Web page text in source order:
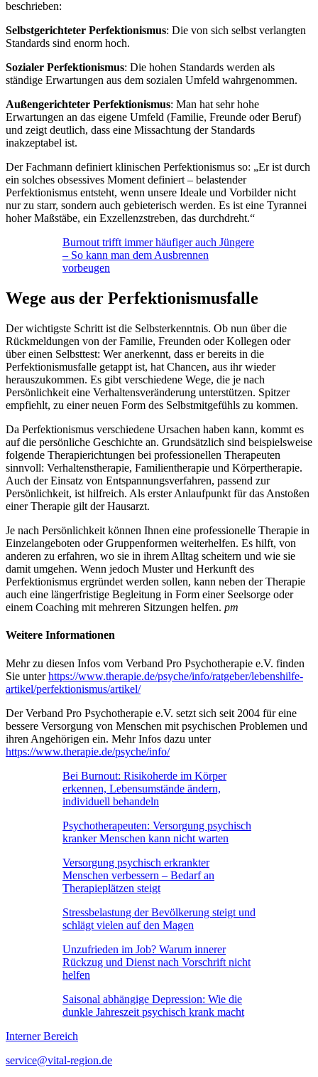
beschrieben:
Selbstgerichteter Perfektionismus: Die von sich selbst verlangten
Standards sind enorm hoch.
Sozialer Perfektionismus: Die hohen Standards werden als
ständige Erwartungen aus dem sozialen Umfeld wahrgenommen.
Außengerichteter Perfektionismus: Man hat sehr hohe
Erwartungen an das eigene Umfeld (Familie, Freunde oder Beruf)
und zeigt deutlich, dass eine Missachtung der Standards
inakzeptabel ist.
Der Fachmann definiert klinischen Perfektionismus so: „Er ist durch
ein solches obsessives Moment definiert – belastender
Perfektionismus entsteht, wenn unsere Ideale und Vorbilder nicht
nur zu starr, sondern auch gebieterisch werden. Es ist eine Tyrannei
hoher Maßstäbe, ein Exzellenzstreben, das durchdreht.“
Burnout trifft immer häufiger auch Jüngere
– So kann man dem Ausbrennen
vorbeugen
Wege aus der Perfektionismusfalle
Der wichtigste Schritt ist die Selbsterkenntnis. Ob nun über die
Rückmeldungen von der Familie, Freunden oder Kollegen oder
über einen Selbsttest: Wer anerkennt, dass er bereits in die
Perfektionismusfalle getappt ist, hat Chancen, aus ihr wieder
herauszukommen. Es gibt verschiedene Wege, die je nach
Persönlichkeit eine Verhaltensveränderung unterstützen. Spitzer
empfiehlt, zu einer neuen Form des Selbstmitgefühls zu kommen.
Da Perfektionismus verschiedene Ursachen haben kann, kommt es
auf die persönliche Geschichte an. Grundsätzlich sind beispielsweise
folgende Therapierichtungen bei professionellen Therapeuten
sinnvoll: Verhaltenstherapie, Familientherapie und Körpertherapie.
Auch der Einsatz von Entspannungsverfahren, passend zur
Persönlichkeit, ist hilfreich. Als erster Anlaufpunkt für das Anstoßen
einer Therapie gilt der Hausarzt.
Je nach Persönlichkeit können Ihnen eine professionelle Therapie in
Einzelangeboten oder Gruppenformen weiterhelfen. Es hilft, von
anderen zu erfahren, wo sie in ihrem Alltag scheitern und wie sie
damit umgehen. Wenn jedoch Muster und Herkunft des
Perfektionismus ergründet werden sollen, kann neben der Therapie
auch eine längerfristige Begleitung in Form einer Seelsorge oder
einem Coaching mit mehreren Sitzungen helfen. pm
Weitere Informationen
Mehr zu diesen Infos vom Verband Pro Psychotherapie e.V. finden
Sie unterhttps://www.therapie.de/psyche/info/ratgeber/lebenshilfe-
artikel/perfektionismus/artikel/
Der Verband Pro Psychotherapie e.V. setzt sich seit 2004 für eine
bessere Versorgung von Menschen mit psychischen Problemen und
ihren Angehörigen ein. Mehr Infos dazu unter
https://www.therapie.de/psyche/info/
Bei Burnout: Risikoherde im Körper
erkennen, Lebensumstände ändern,
individuell behandeln
Psychotherapeuten: Versorgung psychisch
kranker Menschen kann nicht warten
Versorgung psychisch erkrankter
Menschen verbessern – Bedarf an
Therapieplätzen steigt
Stressbelastung der Bevölkerung steigt und
schlägt vielen auf den Magen
Unzufrieden im Job? Warum innerer
Rückzug und Dienst nach Vorschrift nicht
helfen
Saisonal abhängige Depression: Wie die
dunkle Jahreszeit psychisch krank macht
Interner Bereich
service@vital-region.de